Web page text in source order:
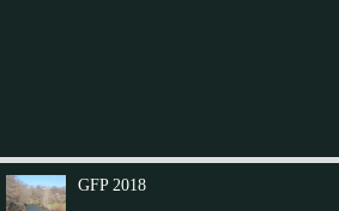
GFP 2018